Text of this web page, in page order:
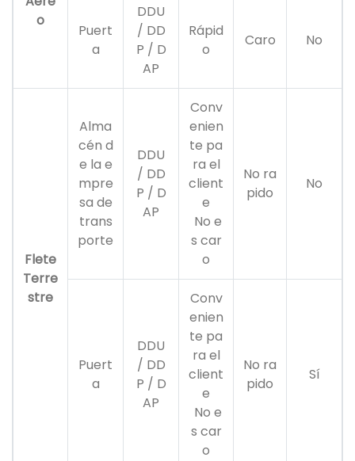
o
Puert
a
DDU
/ DD
P / D
AP
Rápid
o
Caro No
Flete
Terre
stre
Alma
cén d
e la e
mpre
sa de
trans
porte
DDU
/ DD
P / D
AP
Conv
enien
te pa
ra el
client
e
No e
s car
o
No ra
pido
No
Puert
a
DDU
/ DD
P / D
AP
Conv
enien
te pa
ra el
client
e
No e
s car
o
No ra
pido
Sí